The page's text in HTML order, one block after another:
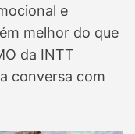
e
melhor do que
da INTT
conversa com